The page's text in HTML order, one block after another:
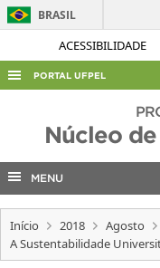
ACESSIBILIDADE
BRASIL
PORTAL UFPEL
ACESSO À INFORMAÇÃO
AUDITORIA
EDITAIS
INTERNACIONAL
Núcleo
MENU
Início 2018 Agosto
A Sustentabilidade